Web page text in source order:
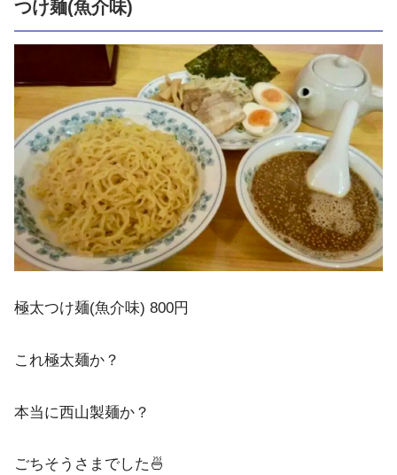
つけ麺(魚介味)
極太つけ麺(魚介味) 800円
これ極太麺か？
本当に西山製麺か？
ごちそうさまでした🍜